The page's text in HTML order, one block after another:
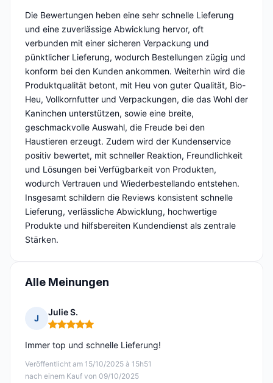
Die Bewertungen heben eine sehr schnelle Lieferung
und eine zuverlässige Abwicklung hervor, oft
verbunden mit einer sicheren Verpackung und
pünktlicher Lieferung, wodurch Bestellungen zügig und
konform bei den Kunden ankommen. Weiterhin wird die
Produktqualität betont, mit Heu von guter Qualität, Bio-
Heu, Vollkornfutter und Verpackungen, die das Wohl der
Kaninchen unterstützen, sowie eine breite,
geschmackvolle Auswahl, die Freude bei den
Haustieren erzeugt. Zudem wird der Kundenservice
positiv bewertet, mit schneller Reaktion, Freundlichkeit
und Lösungen bei Verfügbarkeit von Produkten,
wodurch Vertrauen und Wiederbestellando entstehen.
Insgesamt schildern die Reviews konsistent schnelle
Lieferung, verlässliche Abwicklung, hochwertige
Produkte und hilfsbereiten Kundendienst als zentrale
Stärken.
Alle Meinungen
J
Julie S.
Hinweis: 5 von 5
Veröffentlicht am 15/10/2025 à 15h51
nach einem Kauf von 09/10/2025
Immer top und schnelle Lieferung!